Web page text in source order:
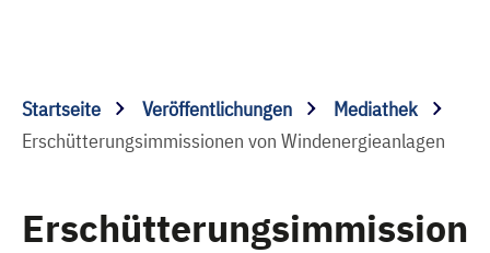
Startseite Veröffentlichungen
Mediathek
Erschütterungsimmissionen von Windenergieanlagen
Erschütterungsimmission